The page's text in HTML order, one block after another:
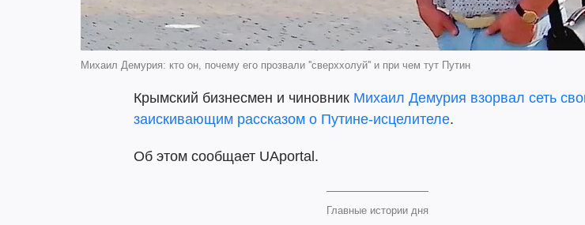
Михаил Демурия: кто он, почему его прозвали ''сверххолуй'' и при чем тут Путин
Крымский бизнесмен и чиновник Михаил Демурия взорвал сеть
заискивающим рассказом о Путине-исцелителе.
Об этом сообщает UAportal.
Главные истории дня